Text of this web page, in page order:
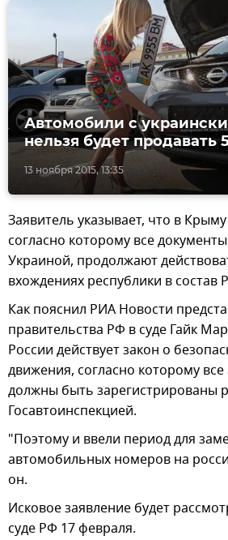
13 ноября 2015, 13:35
Автомобили с
нельзя будет продавать
Заявитель указывает, что в
согласно которому все
Украиной, продолжают
вхождениях республики в состав
Как пояснил РИА Новости
правительства РФ в суде Гайк
России действует закон о
движения, согласно которому
должны быть зарегистрированы
Госавтоинспекцией.
"Поэтому и ввели период для
автомобильных номеров на
он.
Исковое заявление будет
суде РФ 17 февраля.